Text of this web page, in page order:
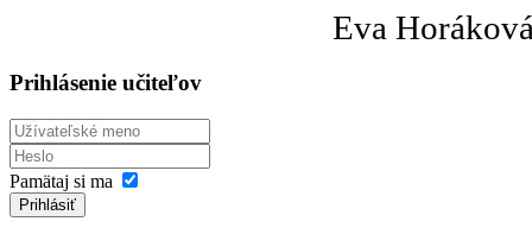
Eva
Prihlásenie učiteľov
Pamätaj si ma
Prihlásiť